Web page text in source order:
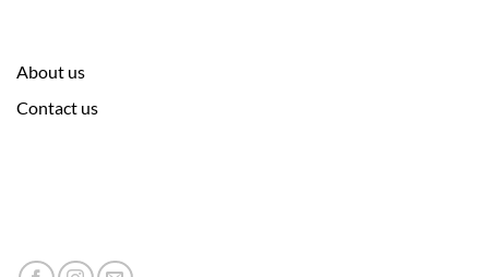
About us
Contact us